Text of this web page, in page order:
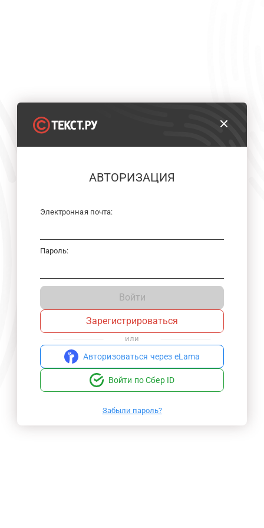
АВТОРИЗАЦИЯ
Электронная почта:
Пароль:
Войти
Зарегистрироваться
или
Авторизоваться через eLama
Войти по Сбер ID
Забыли пароль?